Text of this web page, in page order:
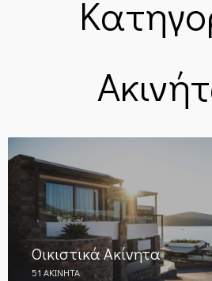
Οικιστικά Ακίνητα
51 ΑΚΊΝΗΤΑ